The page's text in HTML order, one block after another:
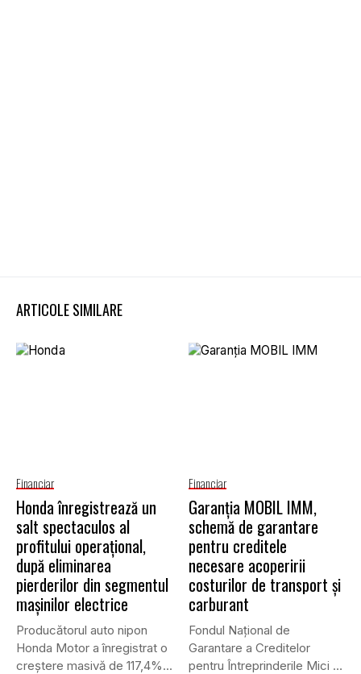
ARTICOLE SIMILARE
Financiar
Honda înregistrează un
salt spectaculos al
profitului operațional,
după eliminarea
pierderilor din segmentul
mașinilor electrice
Producătorul auto nipon
Honda Motor a înregistrat o
creștere masivă de 117,4%...
Financiar
Garanţia MOBIL IMM,
schemă de garantare
pentru creditele
necesare acoperirii
costurilor de transport şi
carburant
Fondul Național de
Garantare a Creditelor
pentru Întreprinderile Mici și